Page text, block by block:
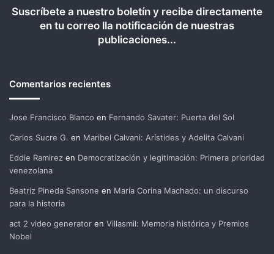
Suscríbete a nuestro boletín y recibe directamente
en tu correo lla notificación de nuestras
publicaciones...
Comentarios recientes
Jose Francisco Blanco en Fernando Savater: Puerta del Sol
Carlos Sucre G. en Maribel Calvani: Arístides y Adelita Calvani
Eddie Ramirez en Democratización y legitimación: Primera prioridad
venezolana
Beatriz Pineda Sansone en María Corina Machado: un discurso
para la historia
act 2 video generator en Villasmil: Memoria histórica y Premios
Nobel